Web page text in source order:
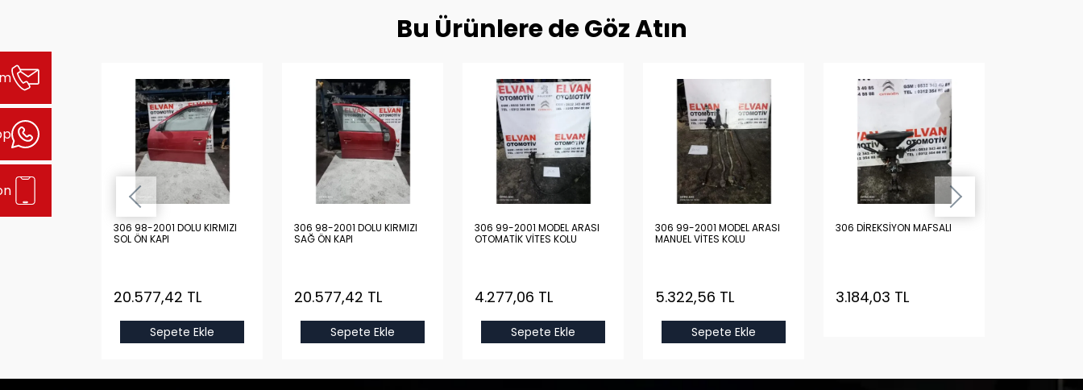
Bu Ürünlere de Göz Atın
306 98-2001 DOLU KIRMIZI
SOL ÖN KAPI
20.577,42 TL
Sepete Ekle
306 98-2001 DOLU KIRMIZI
SAĞ ÖN KAPI
20.577,42 TL
Sepete Ekle
306 99-2001 MODEL ARASI
OTOMATİK VİTES KOLU
4.277,06 TL
Sepete Ekle
306 99-2001 MODEL ARASI
MANUEL VİTES KOLU
5.322,56 TL
Sepete Ekle
306 DİREKSİYON MAFSALI
3.184,03 TL